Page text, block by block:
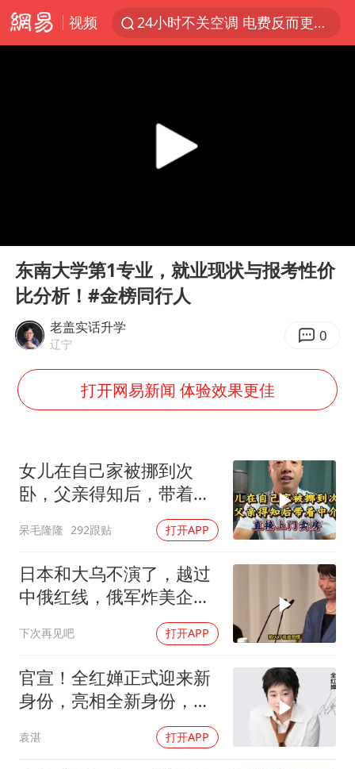
视频
24小时不关空调 电费反而更低？
河南试行周五下午弹性离岗
“天津之眼”摩天轮附近2人落水
弹药库存告急 美军补货难
总书记关心百姓身边这些民生大事
Play
东南大学第1专业，就业现状与报考性价
比分析！#金榜同行人
老盖实话升学
辽宁 0
打开网易新闻 体验效果更佳
女儿在自己家被挪到次
卧，父亲得知后，带着中
呆毛隆隆 292跟贴 打开APP
日本和大乌不演了，越过
中俄红线，俄军炸美企就
下次再见吧 打开APP
官宣！全红婵正式迎来新
身份，亮相全新身份，与
袁湛 打开APP